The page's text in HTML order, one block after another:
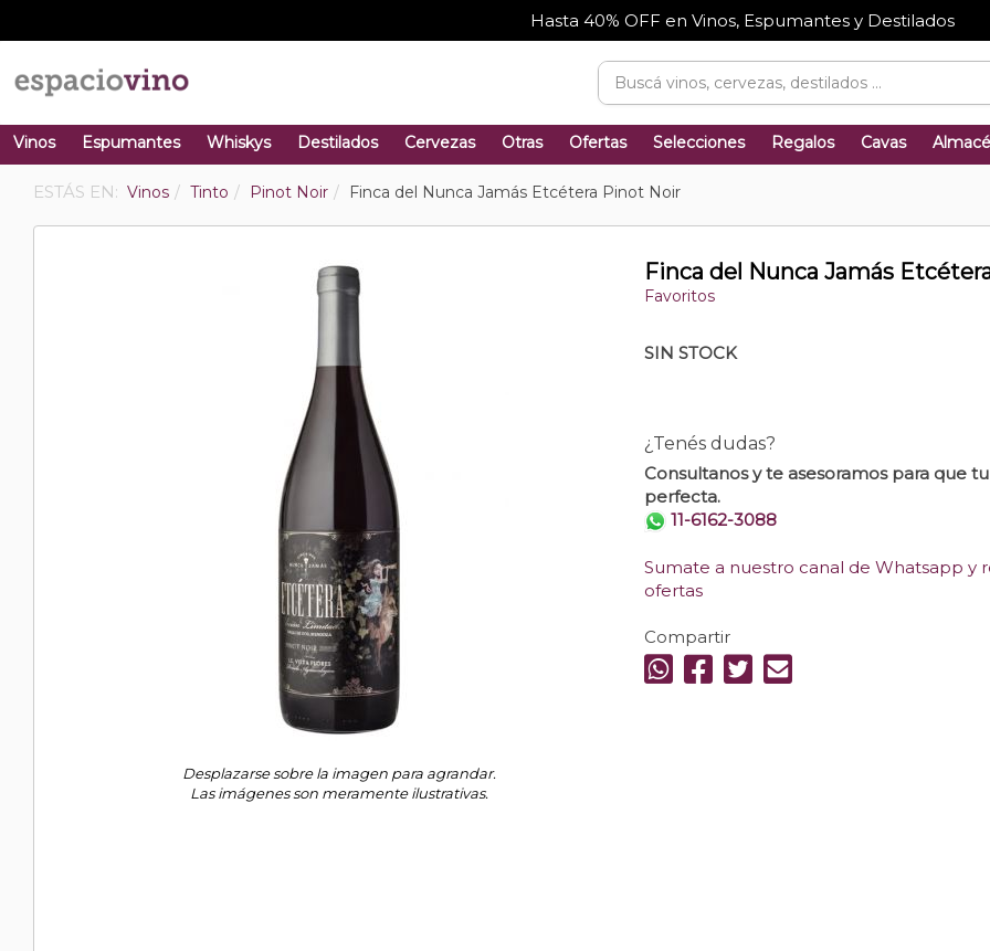
Hasta 40% OFF en Vinos, Espumantes y Destilados
Vinos Espumantes Whiskys Destilados Cervezas Otras Ofertas Selecciones Regalos Cavas
ESTÁS EN: Vinos Tinto Pinot Noir Finca del Nunca Jamás Etcétera Pinot Noir
Desplazarse sobre la imagen para agrandar.
Las imágenes son meramente ilustrativas.
Finca del Nunca Jamás
Favoritos
SIN STOCK
¿Tenés dudas?
Consultanos y te asesoramos para que
perfecta.
11-6162-3088
Sumate a nuestro canal de Whatsapp y
ofertas
Compartir